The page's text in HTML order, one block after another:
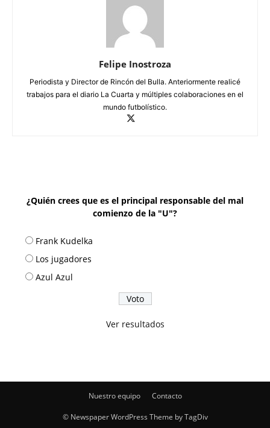
Felipe Inostroza
Periodista y Director de Rincón del Bulla. Anteriormente realicé
trabajos para el diario La Cuarta y múltiples colaboraciones en el
mundo futbolístico.
¿Quién crees que es el principal responsable del mal
comienzo de la "U"?
Frank Kudelka
Los jugadores
Azul Azul
Ver resultados
Nuestro equipo Contacto
© Newspaper WordPress Theme by TagDiv